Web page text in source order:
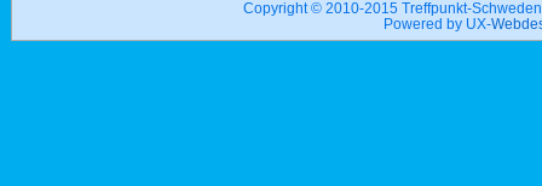
Copyright © 2010-2015 Treffpunkt-
Powered by UX-